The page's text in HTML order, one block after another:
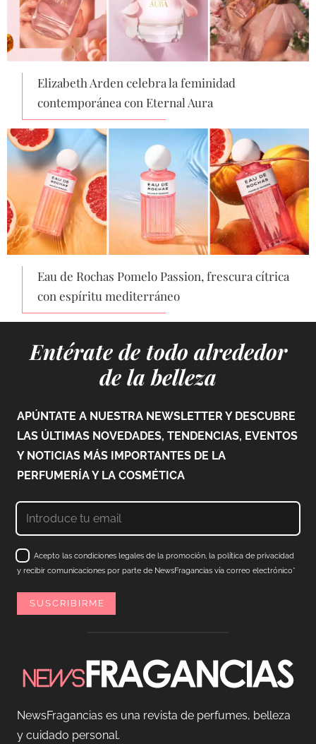
Elizabeth Arden celebra la feminidad
contemporánea con Eternal Aura
Eau de Rochas Pomelo Passion, frescura cítrica
con espíritu mediterráneo
Entérate de todo alrededor
de la belleza
APÚNTATE A NUESTRA NEWSLETTER Y DESCUBRE
LAS ÚLTIMAS NOVEDADES, TENDENCIAS, EVENTOS
Y NOTICIAS MÁS IMPORTANTES DE LA
PERFUMERÍA Y LA COSMÉTICA
Acepto las condiciones legales de la promoción, la política de privacidad
y recibir comunicaciones por parte de NewsFragancias vía correo electrónico*
NewsFragancias es una revista de perfumes, belleza
y cuidado personal.